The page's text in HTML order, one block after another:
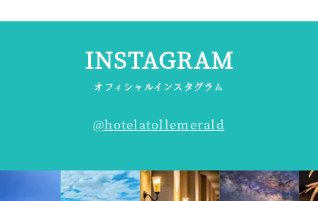
INSTAGRAM
オフィシャルインスタグラム
@hotelatollemerald